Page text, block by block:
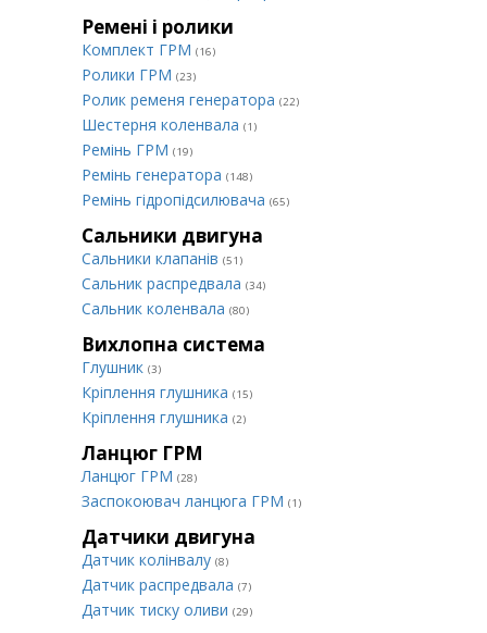
Ремені і ролики
Комплект ГРМ (16)
Ролики ГРМ (23)
Ролик ременя генератора (22)
Шестерня коленвала (1)
Ремінь ГРМ (19)
Ремінь генератора (148)
Ремінь гідропідсилювача (65)
Сальники двигуна
Сальники клапанів (51)
Сальник распредвала (34)
Сальник коленвала (80)
Вихлопна система
Глушник (3)
Кріплення глушника (15)
Кріплення глушника (2)
Ланцюг ГРМ
Ланцюг ГРМ (28)
Заспокоювач ланцюга ГРМ (1)
Датчики двигуна
Датчик колінвалу (8)
Датчик распредвала (7)
Датчик тиску оливи (29)